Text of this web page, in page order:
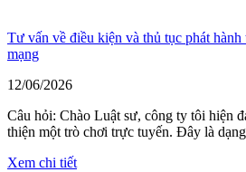
Tư vấn về điều kiện và thủ tục phát
mạng
12/06/2026
Câu hỏi: Chào Luật sư, công ty tôi hiện
thiện một trò chơi trực tuyến. Đây là
Xem chi tiết